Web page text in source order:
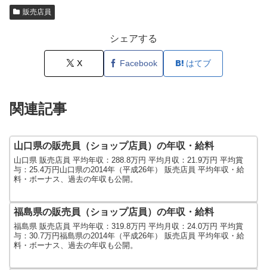
販売店員
シェアする
X Facebook はてブ
関連記事
山口県の販売員（ショップ店員）の年収・給料
山口県 販売店員 平均年収：288.8万円 平均月収：21.9万円 平均賞
与：25.4万円山口県の2014年（平成26年） 販売店員 平均年収・給
料・ボーナス、過去の年収も公開。
福島県の販売員（ショップ店員）の年収・給料
福島県 販売店員 平均年収：319.8万円 平均月収：24.0万円 平均賞
与：30.7万円福島県の2014年（平成26年） 販売店員 平均年収・給
料・ボーナス、過去の年収も公開。